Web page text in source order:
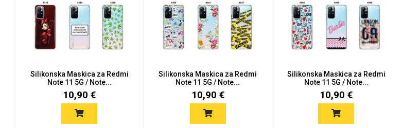
Silikonska Maskica za Redmi
Note 11 5G / Note...
10,90 €
Silikonska Maskica za Redmi
Note 11 5G / Note...
10,90 €
Silikonska Maskica za Redmi
Note 11 5G / Note...
10,90 €